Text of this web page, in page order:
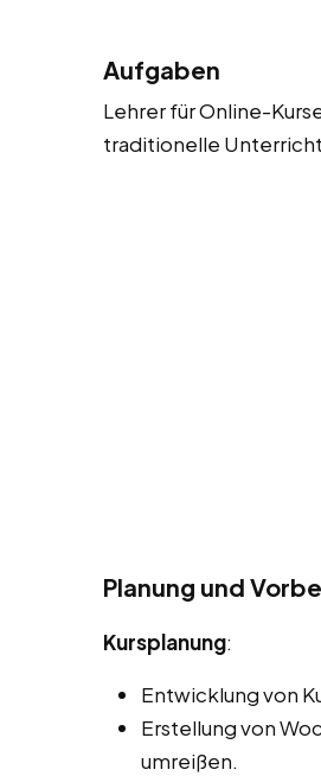
Aufgaben
Lehrer für Online-
traditionelle
Planung und
Kursplanung:
Entwicklung von
Erstellung von
umreißen.